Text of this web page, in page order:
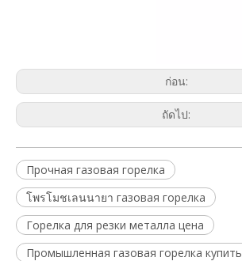
ก่อน:
ถัดไป:
Прочная газовая горелка
โพรโมชเลนนายา ​​газовая горелка
Горелка для резки металла цена
Промышленная газовая горелка купить